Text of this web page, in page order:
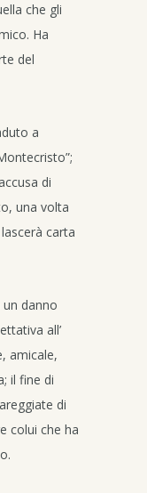
che gli
Ha
del
a
di
una volta
carta
un danno
all’
amicale,
il fine di
di
colui che ha